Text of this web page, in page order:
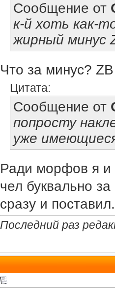
Сообщение от
к-й хоть как-
жирный минус
Что за минус?
Цитата:
Сообщение от
попросту
уже
Ради морфов я и
чел буквально
сразу и
Последний раз